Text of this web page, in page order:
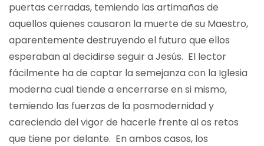
puertas cerradas, temiendo las artimañas de
aquellos quienes causaron la muerte de su Maestro,
aparentemente destruyendo el futuro que ellos
esperaban al decidirse seguir a Jesús. El lector
fácilmente ha de captar la semejanza con la Iglesia
moderna cual tiende a encerrarse en si mismo,
temiendo las fuerzas de la posmodernidad y
careciendo del vigor de hacerle frente al os retos
que tiene por delante. En ambos casos, los